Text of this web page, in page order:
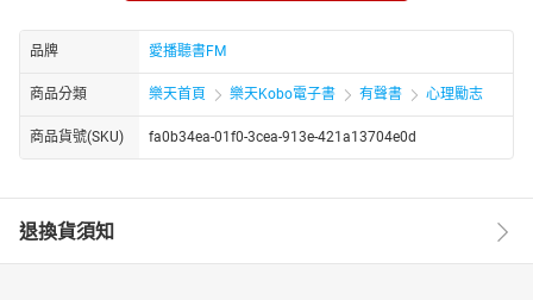
碩士。曾於IBM、GM，等大型跨國企業。一九九○年開始創業。
因一場婚變，接觸到能量心理學療法，PSYCH-K、NLP（Neuro-
linguistic programming）、EFT（Emotional Freedom
Techniques）等，更取得證書，成為專業教練。
師承，國際潛能激勵大師 Anthony Robbins，EFT 創始者 Gary
Craig，NLP創始者 Dr. Richard Bandler ，與Psych-K©創始者 Rob
Psych-K© 療癒師等，專業認證。
Carol老師是台灣EFT先驅者，懷抱極大熱誠，分享EFT的運用，希
品牌 愛播聽書FM
商品分類 樂天首頁 樂天Kobo電子書 有聲書 心理勵志
商品貨號(SKU) fa0b34ea-01f0-3cea-913e-421a13704e0d
退換貨須知